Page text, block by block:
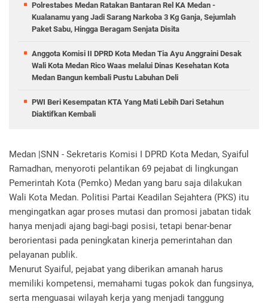
Polrestabes Medan Ratakan Bantaran Rel KA Medan -
Kualanamu yang Jadi Sarang Narkoba 3 Kg Ganja, Sejumlah
Paket Sabu, Hingga Beragam Senjata Disita
Anggota Komisi II DPRD Kota Medan Tia Ayu Anggraini Desak
Wali Kota Medan Rico Waas melalui Dinas Kesehatan Kota
Medan Bangun kembali Pustu Labuhan Deli
PWI Beri Kesempatan KTA Yang Mati Lebih Dari Setahun
Diaktifkan Kembali
Medan |SNN - Sekretaris Komisi I DPRD Kota Medan, Syaiful
Ramadhan, menyoroti pelantikan 69 pejabat di lingkungan
Pemerintah Kota (Pemko) Medan yang baru saja dilakukan
Wali Kota Medan. Politisi Partai Keadilan Sejahtera (PKS) itu
mengingatkan agar proses mutasi dan promosi jabatan tidak
hanya menjadi ajang bagi-bagi posisi, tetapi benar-benar
berorientasi pada peningkatan kinerja pemerintahan dan
pelayanan publik.
Menurut Syaiful, pejabat yang diberikan amanah harus
memiliki kompetensi, memahami tugas pokok dan fungsinya,
serta menguasai wilayah kerja yang menjadi tanggung